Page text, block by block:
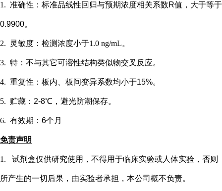
1. 准确性：标准品线性回归与预期浓度相关系数R值，大于等于
0.9900。
2. 灵敏度：检测浓度小于1.0 ng/mL。
3. 特：不与其它可溶性结构类似物交叉反应。
4. 重复性：板内、板间变异系数均小于15%。
5. 贮藏： 2-8℃，避光防潮保存。
6. 有效期： 6个月
免责声明
1. 试剂盒仅供研究使用，不得用于临床实验或人 体实验，否则
所产生的一切后果，由实验者承担，本公司概不负责。